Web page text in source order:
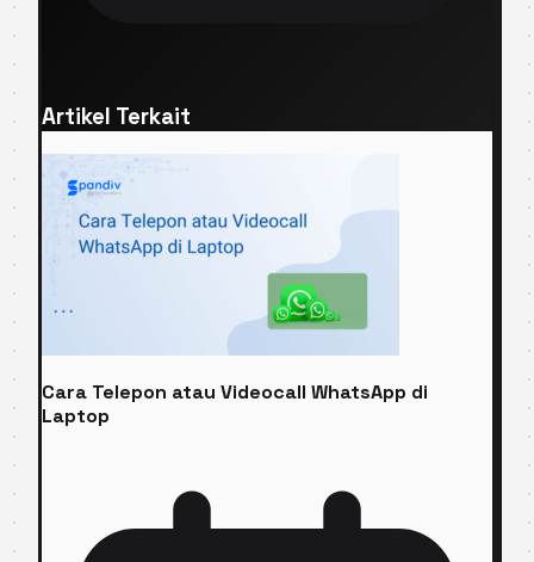
Artikel Terkait
Cara Telepon atau Videocall WhatsApp di
Laptop